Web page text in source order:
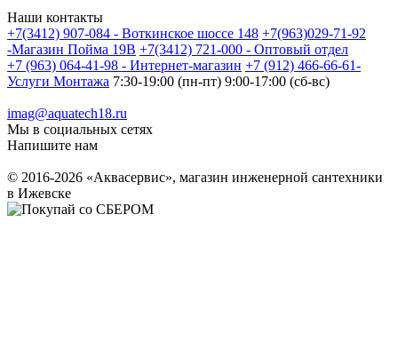
Наши контакты
+7(3412) 907-084 - Воткинское шоссе 148 +7(963)029-71-92
-Магазин Пойма 19В +7(3412) 721-000 - Оптовый отдел
+7 (963) 064-41-98 - Интернет-магазин +7 (912) 466-66-61-
Услуги Монтажа 7:30-19:00 (пн-пт) 9:00-17:00 (сб-вс)
imag@aquatech18.ru
Мы в социальных сетях
Напишите нам
© 2016-2026 «Аквасервис», магазин инженерной сантехники
в Ижевске